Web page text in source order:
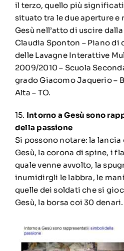
il terzo, quello più
situato tra le due aperture e
Gesù nell’atto di uscire
Claudia Sponton – Piano di
delle Lavagne Interattive
2009/2010 – Scuola
grado Giacomo Jaquerio –
Alta – TO.
15. Intorno a Gesù sono
della passione
Si possono notare: la
Gesù, la corona di spine, i
quale venne avvolto, la
inumidirgli le labbra, le
quelle dei soldati che si
Gesù, la borsa coi 30 denari.